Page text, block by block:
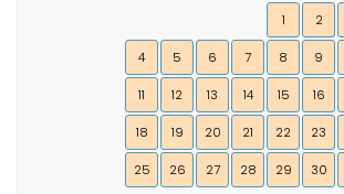
1
2
4 5 6 7 8 9
11 12 13 14 15 16
18 19 20 21 22 23
25 26 27 28 29 30